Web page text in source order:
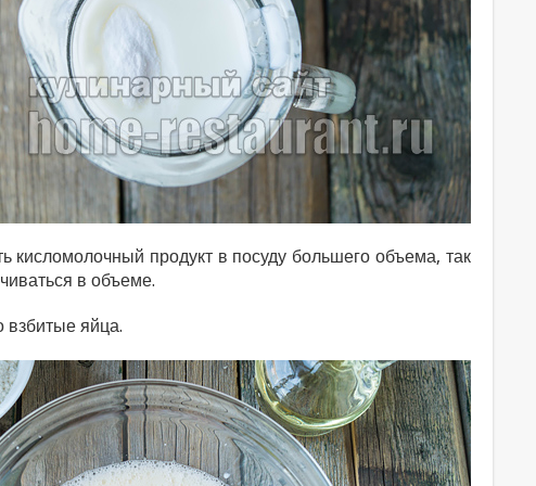
кисломолочный продукт в посуду большего объема, так
в объеме.
взбитые яйца.